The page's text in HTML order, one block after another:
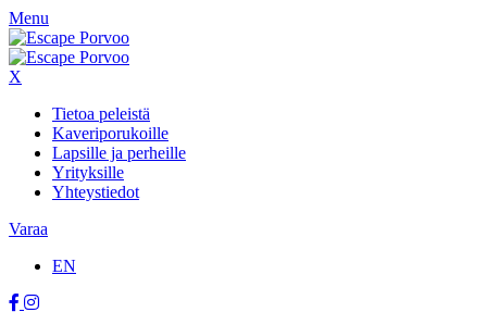
Menu
X
Tietoa peleistä
Kaveriporukoille
Lapsille ja perheille
Yrityksille
Yhteystiedot
Varaa
EN